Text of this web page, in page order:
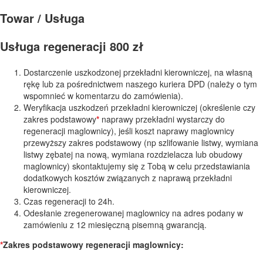
2004
1K1
quantity
Towar / Usługa
Usługa regeneracji 800 zł
Dostarczenie uszkodzonej przekładni kierowniczej, na własną
rękę lub za pośrednictwem naszego kuriera DPD (należy o tym
wspomnieć w komentarzu do zamówienia).
Weryfikacja uszkodzeń przekładni kierowniczej (określenie czy
zakres podstawowy* naprawy przekładni wystarczy do
regeneracji maglownicy), jeśli koszt naprawy maglownicy
przewyższy zakres podstawowy (np szlifowanie listwy, wymiana
listwy zębatej na nową, wymiana rozdzielacza lub obudowy
maglownicy) skontaktujemy się z Tobą w celu przedstawiania
dodatkowych kosztów związanych z naprawą przekładni
kierowniczej.
Czas regeneracji to 24h.
Odesłanie zregenerowanej maglownicy na adres podany w
zamówieniu z 12 miesięczną pisemną gwarancją.
*Zakres podstawowy regeneracji maglownicy: